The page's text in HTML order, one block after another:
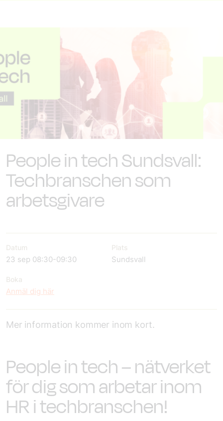
People in tech Sundsvall:
Techbranschen som
arbetsgivare
Datum
23 sep 08:30-09:30
Boka
Anmäl dig här
Plats
Sundsvall
Mer information kommer inom kort.
People in tech – nätverket
för dig som arbetar inom
HR i techbranschen!